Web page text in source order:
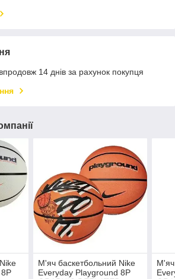
14 днів за рахунок покупця
М'яч баскетбольний Nike
Everyday Playground 8P
М'яч